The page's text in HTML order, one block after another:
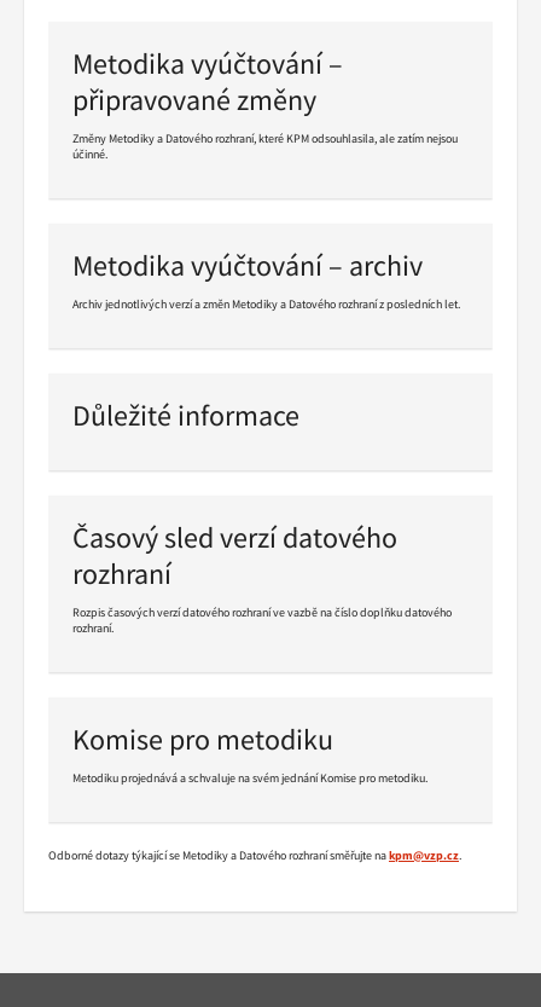
Metodika vyúčtování –
připravované změny
Změny Metodiky a Datového rozhraní, které KPM odsouhlasila, ale zatím nejsou
účinné.
Metodika vyúčtování – archiv
Archiv jednotlivých verzí a změn Metodiky a Datového rozhraní z posledních let.
Důležité informace
Časový sled verzí datového
rozhraní
Rozpis časových verzí datového rozhraní ve vazbě na číslo doplňku datového
rozhraní.
Komise pro metodiku
Metodiku projednává a schvaluje na svém jednání Komise pro metodiku.
Odborné dotazy týkající se Metodiky a Datového rozhraní směřujte nakpm@vzp.cz.